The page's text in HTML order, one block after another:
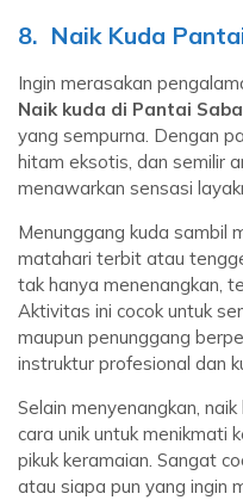
8. Naik Kuda
Ingin merasakan
Naik kuda di Pantai Saba
yang sempurna. Dengan
hitam eksotis, dan semilir
menawarkan sensasi
Menunggang kuda sambil
matahari terbit atau
tak hanya menenangkan,
Aktivitas ini cocok untuk
maupun penunggang
instruktur profesional dan
Selain menyenangkan,
cara unik untuk menikmati
pikuk keramaian. Sangat
atau siapa pun yang ingin